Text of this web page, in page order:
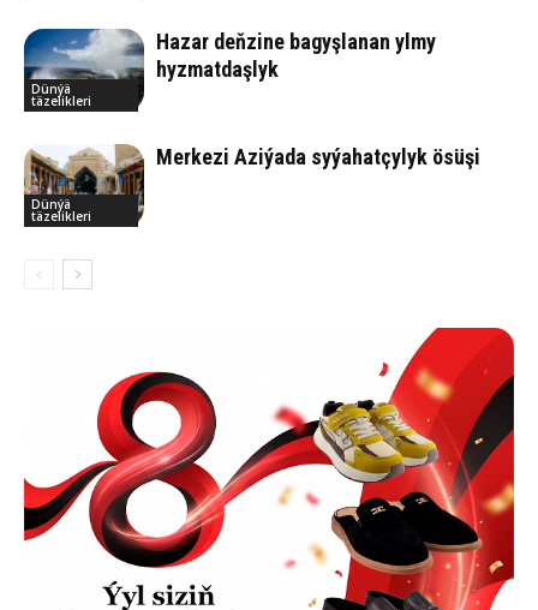
Dünýä
täzelikleri
Hazar deňzine bagyşlanan ylmy
hyzmatdaşlyk
Dünýä
täzelikleri
Merkezi Aziýada syýahatçylyk ösüşi